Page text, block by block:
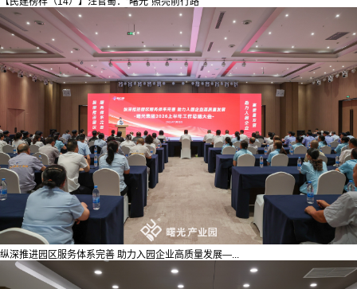
纵深推进园区服务体系完善 助力入园企业高质量发展—...